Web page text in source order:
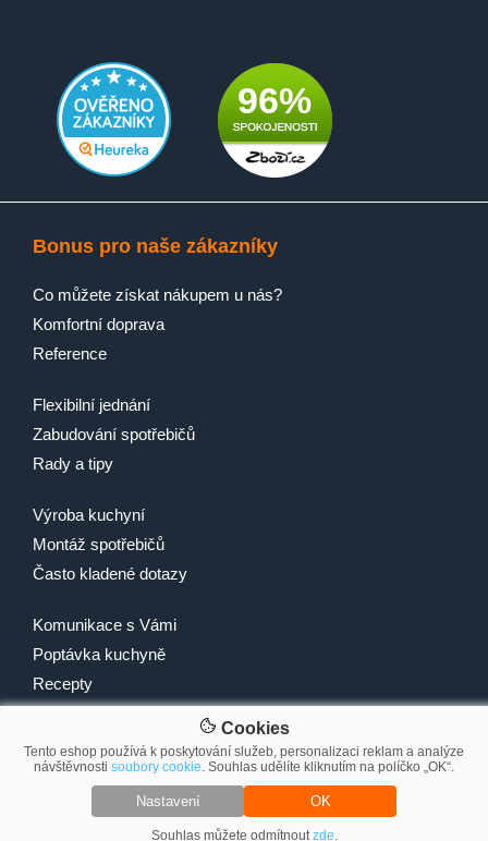
Cookies
Tento eshop používá k poskytování služeb, personalizaci reklam a analýze
návštěvnosti soubory cookie. Souhlas udělíte kliknutím na políčko „OK“.
Nastavení OK
Souhlas můžete odmítnoutzde.
96%
Bonus pro naše zákazníky
Co můžete získat nákupem u nás?
Komfortní doprava
Reference
Flexibilní jednání
Zabudování spotřebičů
Rady a tipy
Výroba kuchyní
Montáž spotřebičů
Často kladené dotazy
Komunikace s Vámi
Poptávka kuchyně
Recepty
© 2007-2026 2Traders CZ s.r.o.